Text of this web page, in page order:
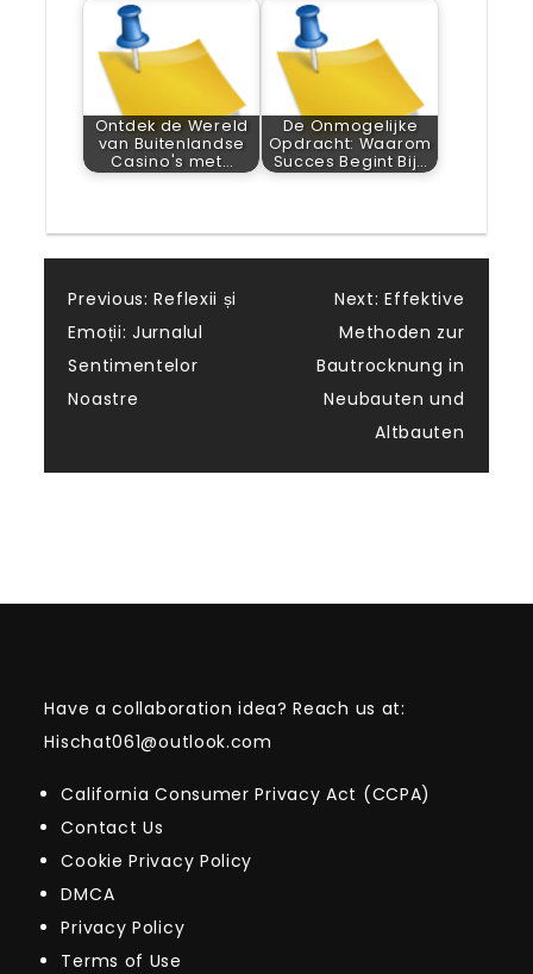
Ontdek de Wereld
van Buitenlandse
Casino's met…
De Onmogelijke
Opdracht: Waarom
Succes Begint Bij…
Post
navigation
Previous: Reflexii și
Emoții: Jurnalul
Sentimentelor
Noastre
Next: Effektive
Methoden zur
Bautrocknung in
Neubauten und
Altbauten
Have a collaboration idea? Reach us at:
Hischat061@outlook.com
California Consumer Privacy Act (CCPA)
Contact Us
Cookie Privacy Policy
DMCA
Privacy Policy
Terms of Use